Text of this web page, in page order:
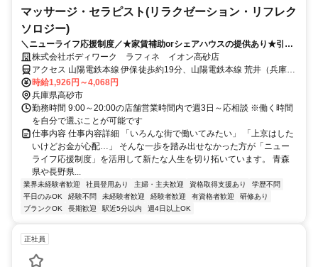
マッサージ・セラピスト(リラクゼーション・リフレク
ソロジー)
＼ニューライフ応援制度／★家賃補助orシェアハウスの提供あり★引越
費用負担 新しい地で新しい人生を♪
株式会社ボディワーク ラフィネ イオン高砂店
アクセス 山陽電鉄本線 伊保徒歩約19分、山陽電鉄本線 荒井（兵庫
県）徒歩約20分、ＪＲ山陽本線 宝殿南口徒歩約24分 最寄駅：伊丹駅
時給1,926円～4,068円
兵庫県高砂市
勤務時間 9:00～20:00の店舗営業時間内で週3日～応相談 ※働く時間
を自分で選ぶことが可能です
仕事内容 仕事内容詳細 「いろんな街で働いてみたい」 「上京はした
いけどお金が心配…」 そんな一歩を踏み出せなかった方が「ニュー
ライフ応援制度」を活用して新たな人生を切り拓いています。 青森
県や長野県...
業界未経験者歓迎 社員登用あり 主婦・主夫歓迎 資格取得支援あり
学歴不問
平日のみOK
経験不問 未経験者歓迎 経験者歓迎 有資格者歓迎
研修あり
ブランクOK
長期歓迎 駅近5分以内 週4日以上OK
正社員